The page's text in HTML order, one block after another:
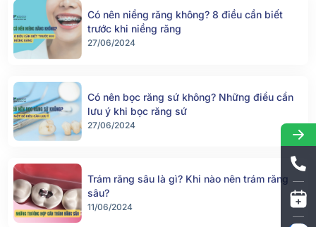
Có nên niềng răng không? 8 điều cần biết
trước khi niềng răng
27/06/2024
Có nên bọc răng sứ không? Những điều cần
lưu ý khi bọc răng sứ
27/06/2024
Trám răng sâu là gì? Khi nào nên trám răng
sâu?
11/06/2024